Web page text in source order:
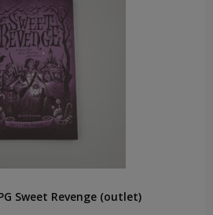
Sweet Revenge (outlet)